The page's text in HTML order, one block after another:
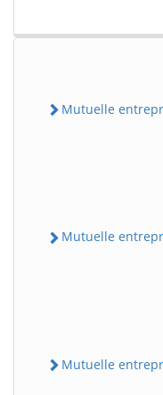
Mutuelle
Mutuelle
Mutuelle